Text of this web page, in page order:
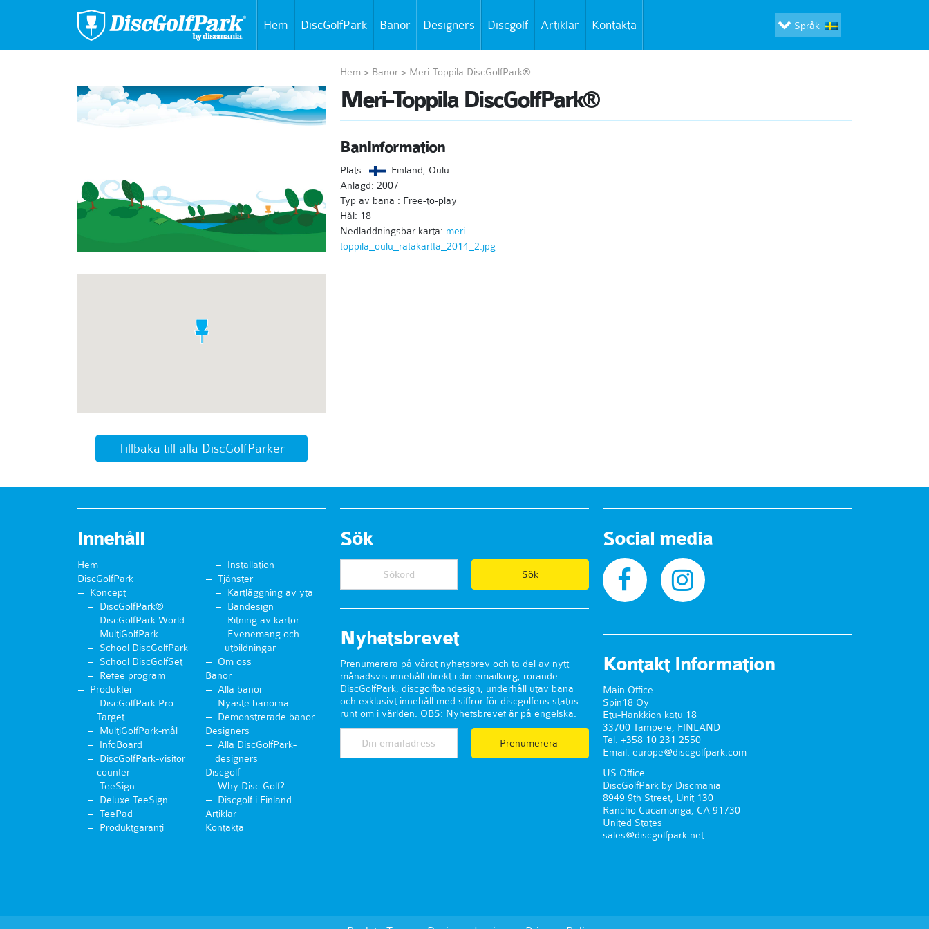
Hem DiscGolfPark Banor Designers Discgolf Artiklar Kontakta Språk
Tillbaka till alla DiscGolfParker
Hem > Banor> Meri-Toppila DiscGolfPark®
Meri-Toppila DiscGolfPark®
BanInformation
Plats:
Finland, Oulu
Anlagd: 2007
Typ av bana : Free-to-play
Hål: 18
Nedladdningsbar karta: meri-
toppila_oulu_ratakartta_2014_2.jpg
Innehåll
Hem
DiscGolfPark
Koncept
DiscGolfPark®
DiscGolfPark World
MultiGolfPark
School DiscGolfPark
School DiscGolfSet
Retee program
Produkter
DiscGolfPark Pro
Target
MultiGolfPark-mål
InfoBoard
DiscGolfPark-visitor
counter
TeeSign
Deluxe TeeSign
TeePad
Produktgaranti
Installation
Tjänster
Kartläggning av yta
Bandesign
Ritning av kartor
Evenemang och
utbildningar
Om oss
Banor
Alla banor
Nyaste banorna
Demonstrerade banor
Designers
Alla DiscGolfPark-
designers
Discgolf
Why Disc Golf?
Discgolf i Finland
Artiklar
Kontakta
Sök
Nyhetsbrevet
Prenumerera på vårat nyhetsbrev och ta del av nytt
månadsvis innehåll direkt i din emailkorg, rörande
DiscGolfPark, discgolfbandesign, underhåll utav bana
och exklusivt innehåll med siffror för discgolfens status
runt om i världen. OBS: Nyhetsbrevet är på engelska.
Prenumerera
Social media
Kontakt Information
Main Office
Spin18 Oy
Etu-Hankkion katu 18
33700 Tampere, FINLAND
Tel. +358 10 231 2550
Email: europe@discgolfpark.com
US Office
DiscGolfPark by Discmania
8949 9th Street, Unit 130
Rancho Cucamonga, CA 91730
United States
sales@discgolfpark.net